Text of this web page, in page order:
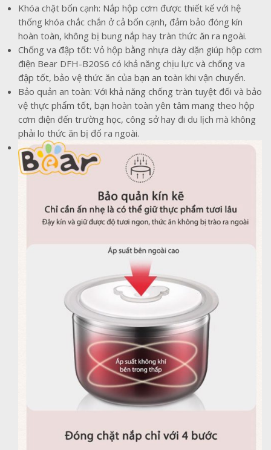
Khóa chặt bốn cạnh: Nắp hộp cơm được thiết kế với hệ
thống khóa chắc chắn ở cả bốn cạnh, đảm bảo đóng kín
hoàn toàn, không bị bung nắp hay tràn thức ăn ra ngoài.
Chống va đập tốt: Vỏ hộp bằng nhựa dày dặn giúp hộp cơm
điện Bear DFH-B20S6 có khả năng chịu lực và chống va
đập tốt, bảo vệ thức ăn của bạn an toàn khi vận chuyển.
Bảo quản an toàn: Với khả năng chống tràn tuyệt đối và bảo
vệ thực phẩm tốt, bạn hoàn toàn yên tâm mang theo hộp
cơm điện đến trường học, công sở hay đi du lịch mà không
phải lo thức ăn bị đổ ra ngoài.